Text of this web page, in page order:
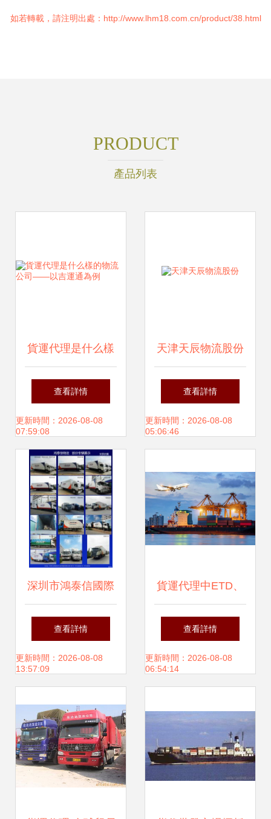
如若轉載，請注明出處：http://www.lhm18.com.cn/product/38.html
PRODUCT
產品列表
貨運代理是什么樣
的物流公司——以
吉運通為例
查看詳情
更新時間：2026-08-08
07:59:08
天津天辰物流股份
查看詳情
更新時間：2026-08-08
05:06:46
深圳市鴻泰信國際
貨運代理 專業物流
解決方案的可靠伙
查看詳情
更新時間：2026-08-08
13:57:09
貨運代理中ETD、
ETA、ATD和ATA
的英文全稱與核心
查看詳情
更新時間：2026-08-08
06:54:14